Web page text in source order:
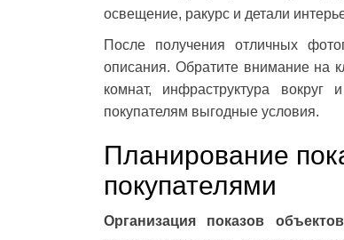
освещение, ракурс и детали
После получения отличных
описания. Обратите внимание на
комнат, инфраструктура
покупателям выгодные условия.
Планирование
покупателями
Организация показов